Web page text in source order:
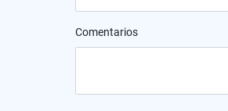
Comentarios